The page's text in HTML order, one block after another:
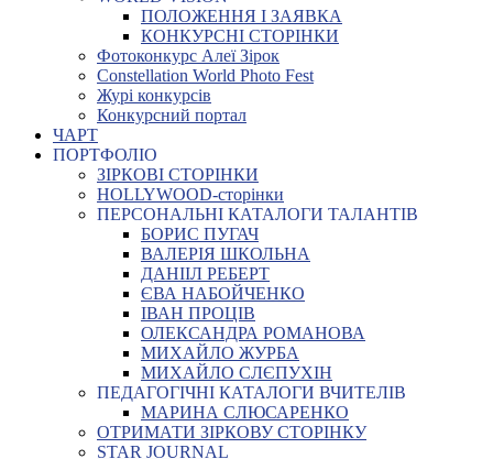
ПОЛОЖЕННЯ І ЗАЯВКА
КОНКУРСНІ СТОРІНКИ
Фотоконкурс Алеї Зірок
Constellation World Photo Fest
Журі конкурсів
Конкурсний портал
ЧАРТ
ПОРТФОЛІО
ЗІРКОВІ СТОРІНКИ
HOLLYWOOD-сторінки
ПЕРСОНАЛЬНІ КАТАЛОГИ ТАЛАНТІВ
БОРИС ПУГАЧ
ВАЛЕРІЯ ШКОЛЬНА
ДАНІІЛ РЕБЕРТ
ЄВА НАБОЙЧЕНКО
ІВАН ПРОЦІВ
ОЛЕКСАНДРА РОМАНОВА
МИХАЙЛО ЖУРБА
МИХАЙЛО СЛЄПУХІН
ПЕДАГОГІЧНІ КАТАЛОГИ ВЧИТЕЛІВ
МАРИНА СЛЮСАРЕНКО
ОТРИМАТИ ЗІРКОВУ СТОРІНКУ
STAR JOURNAL